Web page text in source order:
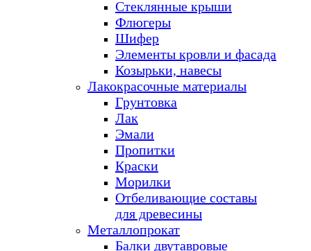
Стеклянные крыши
Флюгеры
Шифер
Элементы кровли и фасада
Козырьки, навесы
Лакокрасочные материалы
Грунтовка
Лак
Эмали
Пропитки
Краски
Морилки
Отбеливающие составы
для древесины
Металлопрокат
Балки двутавровые